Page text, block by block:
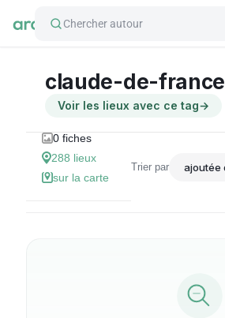
Chercher autour
claude-de-france
Voir les lieux avec ce tag→
0 fiches
288 lieux
sur la carte
Trier par